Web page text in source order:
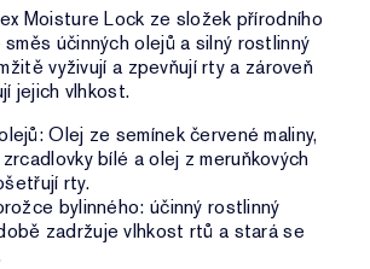
Moisture Lock ze složek přírodního
účinných olejů a silný rostlinný
vyživují a zpevňují rty a zároveň
jejich vlhkost.
Olej ze semínek červené maliny,
bílé a olej z meruňkových
rty.
bylinného: účinný rostlinný
zadržuje vlhkost rtů a stará se